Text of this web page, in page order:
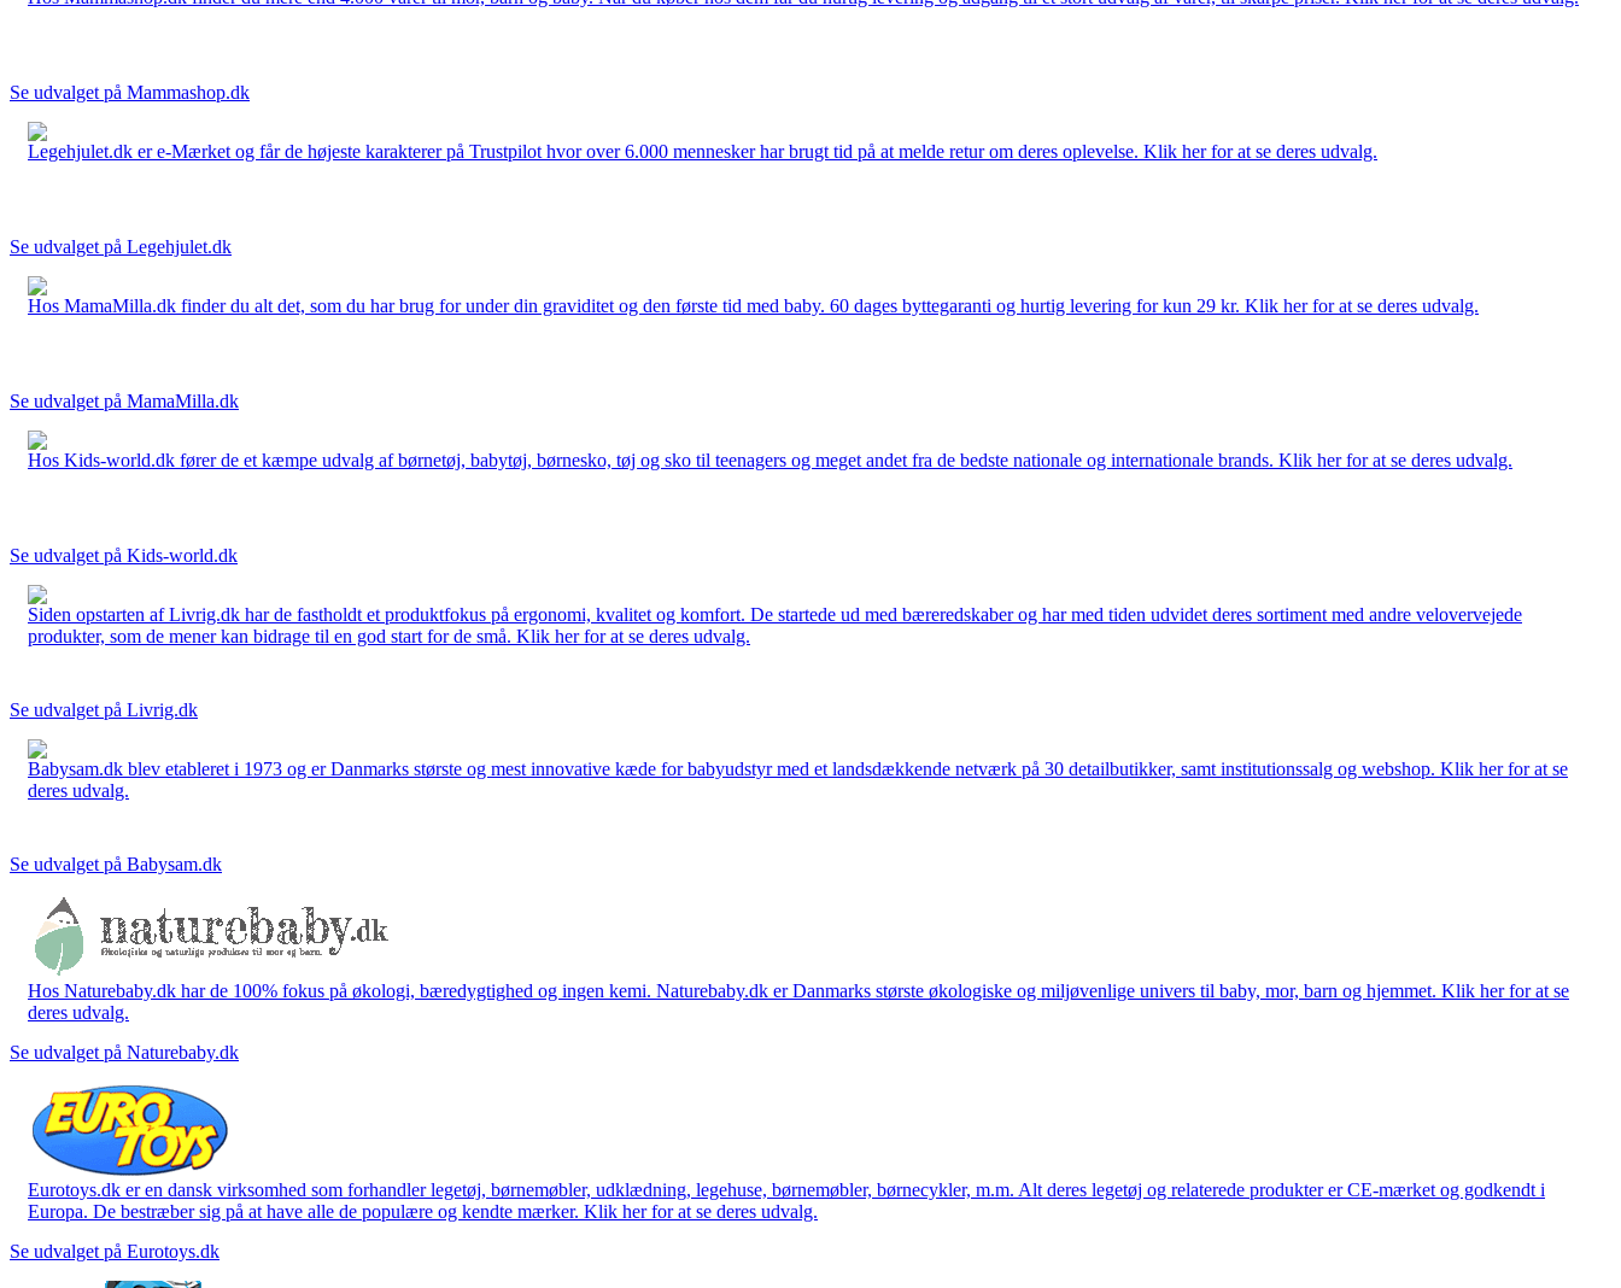
Se udvalget på Mammashop.dk
Legehjulet.dk er e-Mærket og får de højeste karakterer på Trustpilot hvor over 6.000 mennesker har brugt tid på at melde retur om deres oplevelse. Klik her for at se deres udvalg.
Se udvalget på Legehjulet.dk
Hos MamaMilla.dk finder du alt det, som du har brug for under din graviditet og den første tid med baby. 60 dages byttegaranti og hurtig levering for kun 29 kr. Klik her for at se deres udvalg.
Se udvalget på MamaMilla.dk
Hos Kids-world.dk fører de et kæmpe udvalg af børnetøj, babytøj, børnesko, tøj og sko til teenagers og meget andet fra de bedste nationale og internationale brands. Klik her for at se deres udvalg.
Se udvalget på Kids-world.dk
Siden opstarten af Livrig.dk har de fastholdt et produktfokus på ergonomi, kvalitet og komfort. De startede ud med bæreredskaber og har med tiden udvidet deres sortiment med andre velovervejede
produkter, som de mener kan bidrage til en god start for de små. Klik her for at se deres udvalg.
Se udvalget på Livrig.dk
Babysam.dk blev etableret i 1973 og er Danmarks største og mest innovative kæde for babyudstyr med et landsdækkende netværk på 30 detailbutikker, samt institutionssalg og webshop. Klik her for at se
deres udvalg.
Se udvalget på Babysam.dk
Hos Naturebaby.dk har de 100% fokus på økologi, bæredygtighed og ingen kemi. Naturebaby.dk er Danmarks største økologiske og miljøvenlige univers til baby, mor, barn og hjemmet. Klik her for at se
deres udvalg.
Se udvalget på Naturebaby.dk
Eurotoys.dk er en dansk virksomhed som forhandler legetøj, børnemøbler, udklædning, legehuse, børnemøbler, børnecykler, m.m. Alt deres legetøj og relaterede produkter er CE-mærket og godkendt i
Europa. De bestræber sig på at have alle de populære og kendte mærker. Klik her for at se deres udvalg.
Se udvalget på Eurotoys.dk